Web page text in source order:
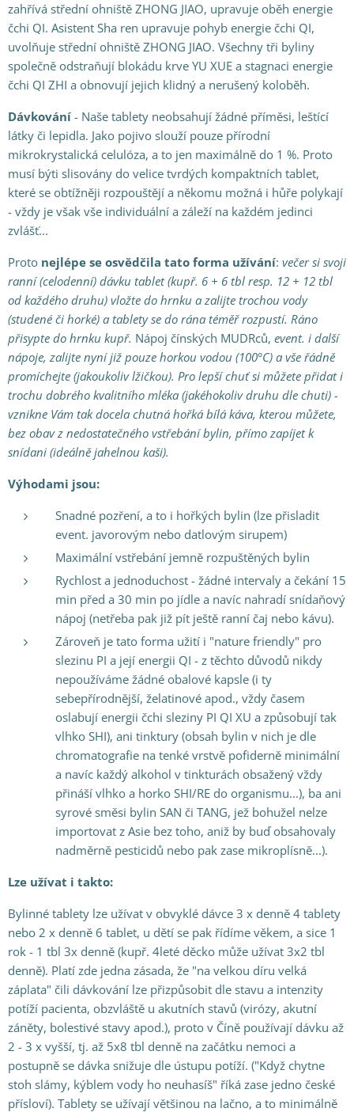
zahřívá střední ohniště ZHONG JIAO, upravuje oběh energie
čchi QI. Asistent Sha ren upravuje pohyb energie čchi QI,
uvolňuje střední ohniště ZHONG JIAO. Všechny tři byliny
společně odstraňují blokádu krve YU XUE a stagnaci energie
čchi QI ZHI a obnovují jejich klidný a nerušený koloběh.
Dávkování - Naše tablety neobsahují žádné příměsi, leštící
látky či lepidla. Jako pojivo slouží pouze přírodní
mikrokrystalická celulóza, a to jen maximálně do 1 %. Proto
musí býti slisovány do velice tvrdých kompaktních tablet,
které se obtížněji rozpouštějí a někomu možná i hůře polykají
- vždy je však vše individuální a záleží na každém jedinci
zvlášť...
Proto nejlépe se osvědčila tato forma užívání: večer si svoji
ranní (celodenní) dávku tablet (kupř. 6 + 6 tbl resp. 12 + 12 tbl
od každého druhu) vložte do hrnku a zalijte trochou vody
(studené či horké) a tabletyse do rána téměř rozpustí. Ráno
přisypte do hrnku kupř. Nápoj čínských MUDRců, event. i další
nápoje, zalijte nyní již pouze horkou vodou (100°C) a vše řádně
promíchejte (jakoukoliv lžičkou). Pro lepší chuť si můžete přidat i
trochu dobrého kvalitního mléka (jakéhokoliv druhu dle chuti) -
vznikne Vám tak docela chutná hořká bílá káva, kterou můžete,
bez obav z nedostatečného vstřebání bylin, přímo zapíjet k
snídani (ideálně jahelnou kaši).
Výhodami jsou:
Snadné pozření, a to i hořkých bylin (lze přisladit
event. javorovým nebo datlovým sirupem)
Maximální vstřebání jemně rozpuštěných bylin
Rychlost a jednoduchost - žádné intervaly a čekání 15
min před a 30 min po jídle a navíc nahradí snídaňový
nápoj (netřeba pak již pít ještě ranní čaj nebo kávu).
Zároveň je tato forma užití i "nature friendly" pro
slezinu PI a její energii QI - z těchto důvodů nikdy
nepoužíváme žádné obalové kapsle (i ty
sebepřírodnější, želatinové apod., vždy časem
oslabují energii čchi sleziny PI QI XU a způsobují tak
vlhko SHI), ani tinktury (obsah bylin v nich je dle
chromatografie na tenké vrstvě pofiderně minimální
a navíc každý alkohol v tinkturách obsažený vždy
přináší vlhko a horko SHI/RE do organismu...), ba ani
syrové směsi bylin SAN či TANG, jež bohužel nelze
importovat z Asie bez toho, aniž by buď obsahovaly
nadměrně pesticidů nebo pak zase mikroplísně...).
Lze užívat i takto:
Bylinné tablety lze užívat v obvyklé dávce 3 x denně 4 tablety
nebo 2 x denně 6 tablet, u dětí se pak řídíme věkem, a sice 1
rok - 1 tbl 3x denně (kupř. 4leté děcko může užívat 3x2 tbl
denně). Platí zde jedna zásada, že "na velkou díru velká
záplata" čili dávkování lze přizpůsobit dle stavu a intenzity
potíží pacienta, obzvláště u akutních stavů (virózy, akutní
záněty, bolestivé stavy apod.), proto v Číně používají dávku až
2 - 3 x vyšší, tj. až 5x8 tbl denně na začátku nemoci a
postupně se dávka snižuje dle ústupu potíží. ("Když chytne
stoh slámy, kýblem vody ho neuhasíš" říká zase jedno české
přísloví). Tablety se užívají většinou na lačno, a to minimálně